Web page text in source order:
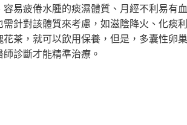
容易疲倦水腫的痰濕體質、月經不利易有
針對該體質來考慮， 如滋陰降火、化痰
茶，就可以飲用保養，但是， 多囊性卵
診斷才能精準治療。